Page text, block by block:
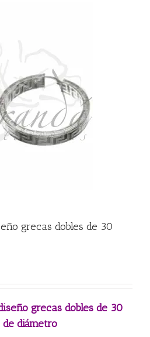
grecas dobles de 30
grecas dobles de 30
diámetro